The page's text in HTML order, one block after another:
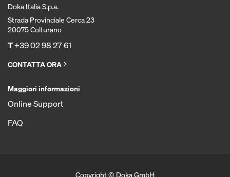
Doka Italia S.p.a.
Strada Provinciale Cerca 23
20075 Colturano
T+39 02 98 27 61
CONTATTA ORA
Maggiori informazioni
Online Support
FAQ
Copyright © Doka GmbH